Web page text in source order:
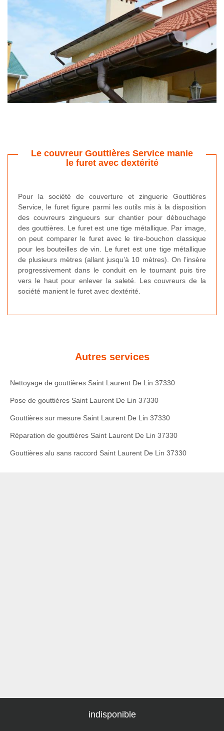
Le couvreur Gouttières Service manie
le furet avec dextérité
Pour la société de couverture et zinguerie Gouttières
Service, le furet figure parmi les outils mis à la disposition
des couvreurs zingueurs sur chantier pour débouchage
des gouttières. Le furet est une tige métallique. Par image,
on peut comparer le furet avec le tire-bouchon classique
pour les bouteilles de vin. Le furet est une tige métallique
de plusieurs mètres (allant jusqu’à 10 mètres). On l’insère
progressivement dans le conduit en le tournant puis tire
vers le haut pour enlever la saleté. Les couvreurs de la
société manient le furet avec dextérité.
Autres services
Nettoyage de gouttières Saint Laurent De Lin 37330
Pose de gouttières Saint Laurent De Lin 37330
Gouttières sur mesure Saint Laurent De Lin 37330
Réparation de gouttières Saint Laurent De Lin 37330
Gouttières alu sans raccord Saint Laurent De Lin 37330
indisponible